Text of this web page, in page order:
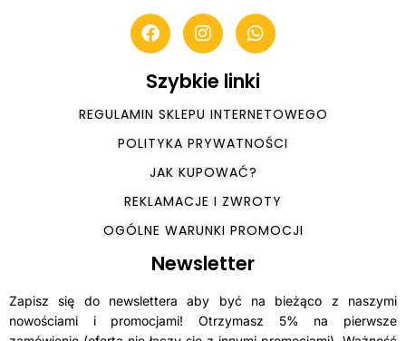
Szybkie linki
REGULAMIN SKLEPU INTERNETOWEGO
POLITYKA PRYWATNOŚCI
JAK KUPOWAĆ?
REKLAMACJE I ZWROTY
OGÓLNE WARUNKI PROMOCJI
Newsletter
Zapisz się do newslettera aby być na bieżąco z naszymi
nowościami i promocjami! Otrzymasz 5% na pierwsze